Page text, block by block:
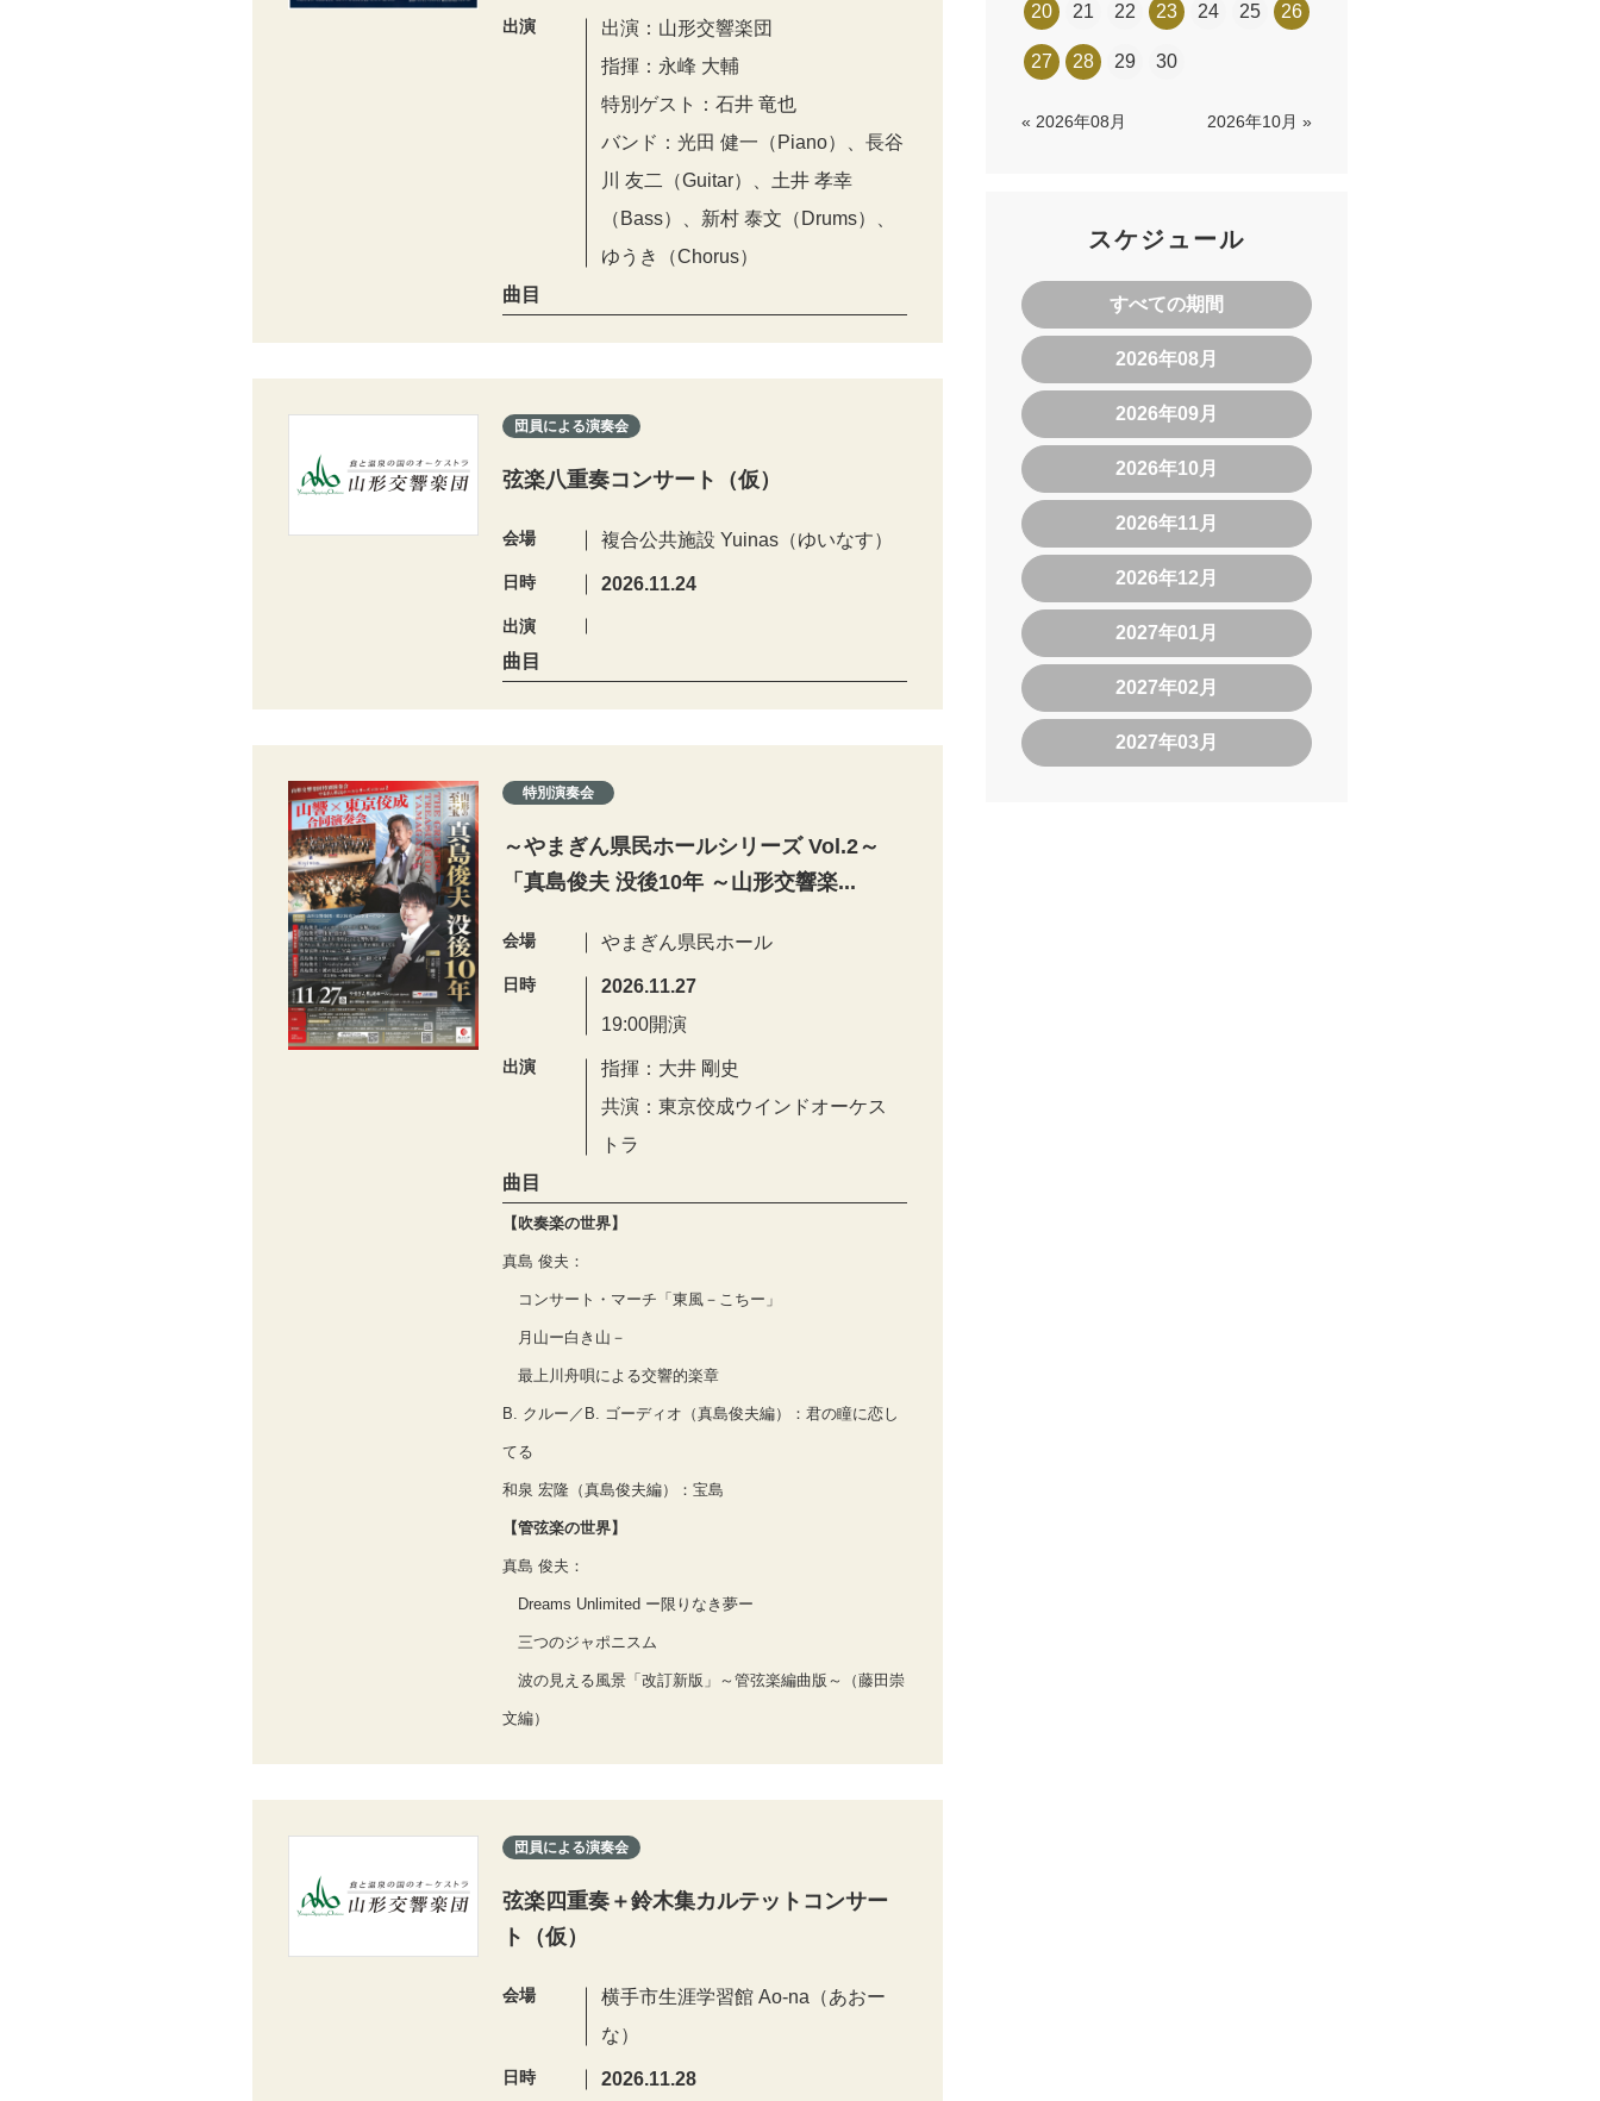
出演
出演：山形交響楽団
指揮：永峰 大輔
特別ゲスト：石井 竜也
バンド：光田 健一（Piano）、長谷
川 友二（Guitar）、土井 孝幸
（Bass）、新村 泰文（Drums）、
ゆうき（Chorus）
曲目
団員による演奏会
弦楽八重奏コンサート（仮）
会場 複合公共施設 Yuinas（ゆいなす）
日時 2026.11.24
出演
曲目
特別演奏会
～やまぎん県民ホールシリーズ Vol.2～
「真島俊夫 没後10年 ～山形交響楽...
会場 やまぎん県民ホール
日時
2026.11.27
19:00開演
出演
指揮：大井 剛史
共演：東京佼成ウインドオーケス
トラ
曲目
【吹奏楽の世界】
真島 俊夫：
コンサート・マーチ「東風－こちー」
月山ー白き山－
最上川舟唄による交響的楽章
B. クルー／B. ゴーディオ（真島俊夫編）：君の瞳に恋し
てる
和泉 宏隆（真島俊夫編）：宝島
【管弦楽の世界】
真島 俊夫：
Dreams Unlimited ー限りなき夢ー
三つのジャポニスム
波の見える風景「改訂新版」～管弦楽編曲版～（藤田崇
文編）
団員による演奏会
弦楽四重奏＋鈴木集カルテットコンサー
ト（仮）
会場
横手市生涯学習館 Ao-na（あおー
な）
日時 2026.11.28
20 21 22 23 24 25 26
27 28 29 30
« 2026年08月 2026年10月 »
スケジュール
すべての期間
2026年08月
2026年09月
2026年10月
2026年11月
2026年12月
2027年01月
2027年02月
2027年03月